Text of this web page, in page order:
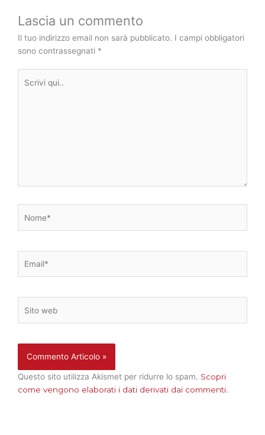
Lascia un commento
Il tuo indirizzo email non sarà pubblicato. I campi obbligatori
sono contrassegnati *
qui..
web
Questo sito utilizza Akismet per ridurre lo spam. Scopri
come vengono elaborati i dati derivati dai commenti.